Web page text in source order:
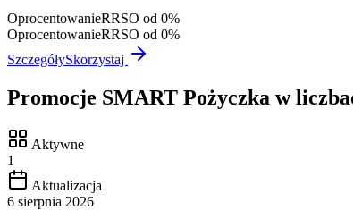
OprocentowanieRRSO od 0%
OprocentowanieRRSO od 0%
SzczegółySkorzystaj
Promocje SMART Pożyczka w
Aktywne
1
Aktualizacja
6 sierpnia 2026